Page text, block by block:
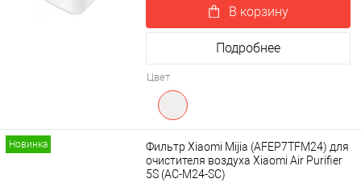
В корзину
Подробнее
Цвет
Новинка
Фильтр Xiaomi Mijia (AFEP7TFM24) для
очистителя воздуха Xiaomi Air Purifier
5S (AC-M24-SC)